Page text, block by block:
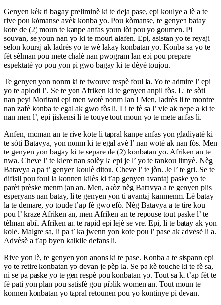
Genyen kèk ti bagay preliminè ki te deja pase, epi koulye a lè a te
rive pou kòmanse avèk konba yo. Pou kòmanse, te genyen batay
kote de (2) moun te kanpe anfas youn lòt pou yo goumen. Pi
souvan, se youn nan yo ki te mouri alafen. Epi, asistan yo te reyaji
selon kouraj ak ladrès yo te wè lakay konbatan yo. Konba sa yo te
fèt sèlman pou mete chalè nan pwogram lan epi pou prepare
espektatè yo pou yon pi gwo bagay ki te dèyè toujou.
Te genyen yon nonm ki te twouve respè foul la. Yo te admire l’ epi
yo te aplodi l’. Se te yon Afriken ki te genyen anpil fòs. Li te sòti
nan peyi Moritani epi men wotè nonm lan ! Men, ladrès li te montre
nan zafè konba te egal ak gwo fòs li. Li te fè sa l’ vle ak nepe a ki te
nan men l’, epi jiskensi li te touye tout moun yo te mete anfas li.
Anfen, moman an te rive kote li tapral kanpe anfas yon gladiyatè ki
te sòti Batavya, yon nonm ki te egal avè l’ nan wotè ak nan fòs. Men
te genyen yon bagay ki te separe de (2) konbatan yo. Afriken an te
nwa. Cheve l’ te klere nan solèy la epi je l’ yo te tankou limyè. Nèg
Batavya a pa t’ genyen koulè ditou. Cheve l’ te jòn. Je l’ te gri. Se te
difisil pou foul la konnen kilès ki t’ap genyen avantaj paske yo te
parèt prèske menm jan an. Men, akòz nèg Batavya a te genyen plis
esperyans nan batay, li te genyen yon ti avantaj kanmenm. Lè batay
la te demare, yo toude t’ap fè gwo efò. Nèg Batavya a te tire kou
pou l’ kraze Afriken an, men Afriken an te repouse tout paske l’ te
tèlman abil. Afriken an te rapid epi lejè se vre. Epi, li te batay ak yon
kòlè. Malgre sa, li pa t’ ka jwenn yon kote pou l’ pase ak advèsè li a.
Advèsè a t’ap byen kalkile defans li.
Rive yon lè, te genyen yon anons ki te pase. Konba a te sispann epi
yo te retire konbatan yo devan je pèp la. Se pa kè touche ki te fè sa,
ni se pa paske yo te gen respè pou konbatan yo. Tout sa ki t’ap fèt te
fè pati yon plan pou satisfè gou piblik women an. Tout moun te
konnen konbatan yo tapral retounen pou yo kontinye pi devan.